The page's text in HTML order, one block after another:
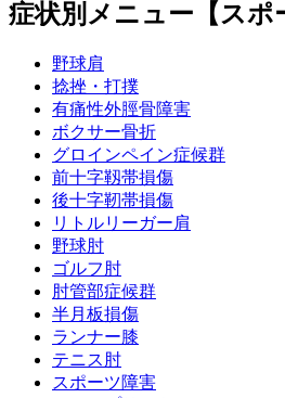
症状別メニュー【スポ
野球肩
捻挫・打撲
有痛性外脛骨障害
ボクサー骨折
グロインペイン症候群
前十字靱帯損傷
後十字靭帯損傷
リトルリーガー肩
野球肘
ゴルフ肘
肘管部症候群
半月板損傷
ランナー膝
テニス肘
スポーツ障害